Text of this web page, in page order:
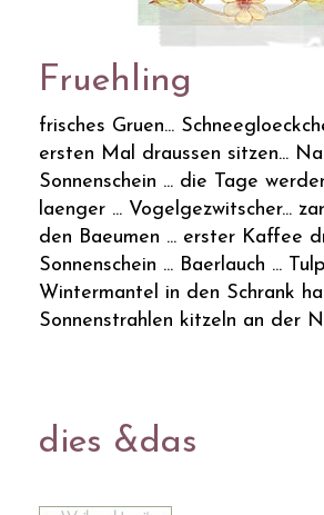
Fruehling
frisches Gruen...
ersten Mal draussen sitzen...
Sonnenschein ... die Tage
laenger ... Vogelgezwitscher...
den Baeumen ... erster Kaffee
Sonnenschein ... Baerlauch ...
Wintermantel in den Schrank
Sonnenstrahlen kitzeln an der
dies &das